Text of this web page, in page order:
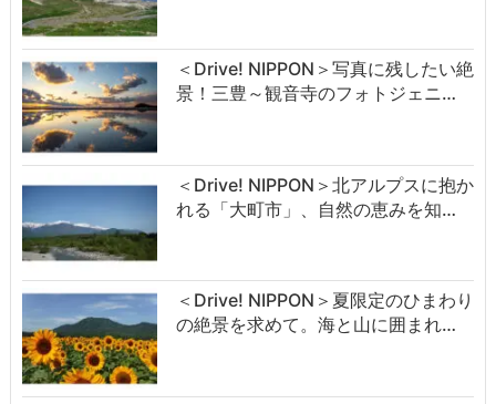
＜Drive! NIPPON＞写真に残したい絶
景！三豊～観音寺のフォトジェニ…
＜Drive! NIPPON＞北アルプスに抱か
れる「大町市」、自然の恵みを知…
＜Drive! NIPPON＞夏限定のひまわり
の絶景を求めて。海と山に囲まれ…